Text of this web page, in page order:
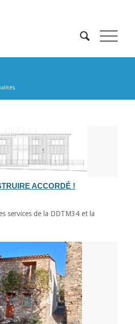
ACCORDÉ !
services de la DDTM34 et la